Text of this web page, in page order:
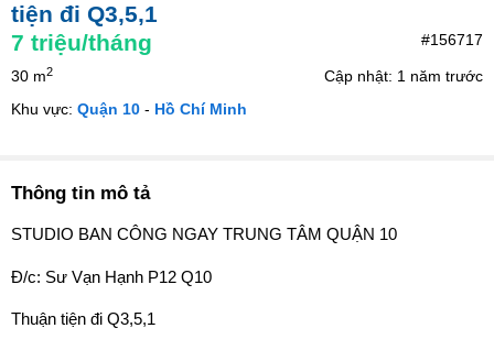
tiện đi Q3,5,1
7 triệu/tháng #156717
30 m2
Cập nhật: 1 năm trước
Khu vực: Quận 10 - Hồ Chí Minh
Thông tin mô tả
STUDIO BAN CÔNG NGAY TRUNG TÂM QUẬN 10
Đ/c: Sư Vạn Hạnh P12 Q10
Thuận tiện đi Q3,5,1